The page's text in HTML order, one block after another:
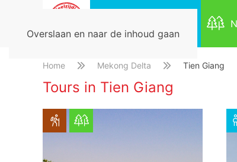
Overslaan en naar de inhoud gaan
Home Mekong Delta Tien Giang
Tours in Tien Giang